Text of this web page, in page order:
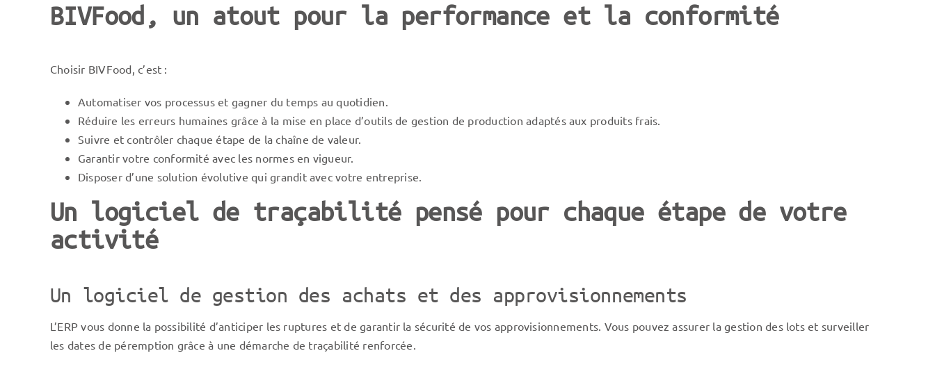
BIVFood, un atout pour la performance et la conformité
Choisir BIVFood, c’est :
Automatiser vos processus et gagner du temps au quotidien.
Réduire les erreurs humaines grâce à la mise en place d’outils de gestion de production adaptés aux produits frais.
Suivre et contrôler chaque étape de la chaîne de valeur.
Garantir votre conformité avec les normes en vigueur.
Disposer d’une solution évolutive qui grandit avec votre entreprise.
Un logiciel de traçabilité pensé pour chaque étape de votre
activité
Un logiciel de gestion des achats et des approvisionnements
L’ERP vous donne la possibilité d’anticiper les ruptures et de garantir la sécurité de vos approvisionnements. Vous pouvez assurer la gestion des lots et surveiller
les dates de péremption grâce à une démarche de traçabilité renforcée.